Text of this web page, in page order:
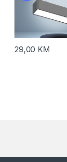
29,00 KM